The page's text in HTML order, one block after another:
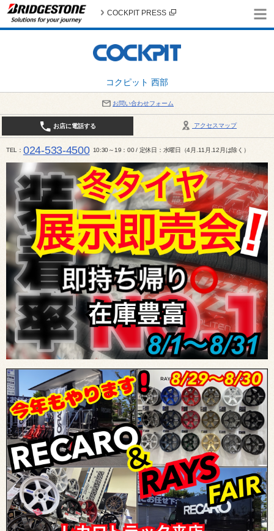
コクピット 西部
COCKPIT PRESS
お問い合わせフォーム
アクセスマップ
お店に電話する
TEL 024-533-4500 10:30～19：00 / 定休日：水曜日（4月.11月.12月